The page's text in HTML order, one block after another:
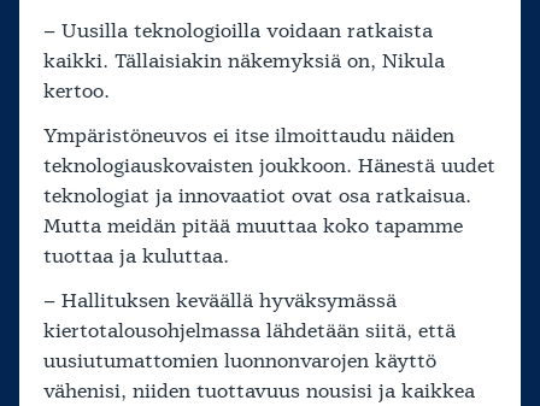
– Uusilla teknologioilla voidaan ratkaista
kaikki. Tällaisiakin näkemyksiä on, Nikula
kertoo.
Ympäristöneuvos ei itse ilmoittaudu näiden
teknologiauskovaisten joukkoon. Hänestä uudet
teknologiat ja innovaatiot ovat osa ratkaisua.
Mutta meidän pitää muuttaa koko tapamme
tuottaa ja kuluttaa.
– Hallituksen keväällä hyväksymässä
kiertotalousohjelmassa lähdetään siitä, että
uusiutumattomien luonnonvarojen käyttö
vähenisi, niiden tuottavuus nousisi ja kaikkea